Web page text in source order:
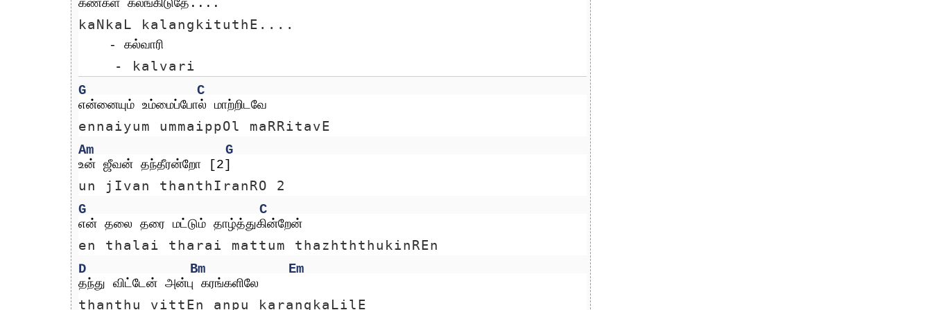
கண்கள் கலங்கிடுதே....
kaNkaL kalangkituthE....
    - கல்வாரி
    - kalvari
G
C
என்னையும் உம்மைப்போல் மாற்றிடவே
ennaiyum ummaippOl maRRitavE
Am
G
உன் ஜீவன் தந்தீரன்றோ [2]
un jIvan thanthIranRO 2
G
C
என் தலை தரை மட்டும் தாழ்த்துகின்றேன்
en thalai tharai mattum thazhththukinREn
D
Bm Em
தந்து விட்டேன் அன்பு கரங்களிலே
thanthu vittEn anpu karangkaLilE